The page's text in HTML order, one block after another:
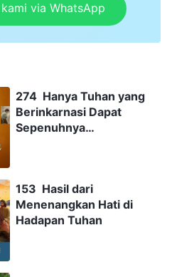
via WhatsApp
274 Hanya Tuhan yang
Berinkarnasi Dapat
Sepenuhnya
153 Hasil dari
Menenangkan Hati di
Hadapan Tuhan